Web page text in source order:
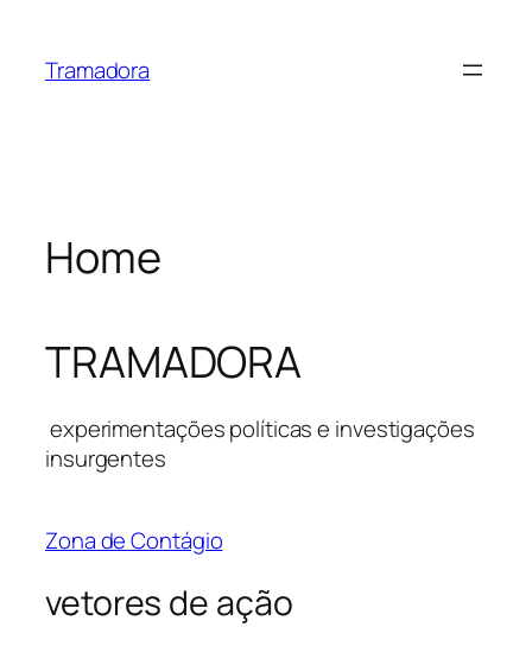
content
Tramadora
Home
TRAMADORA
experimentações políticas e investigações
insurgentes
Zona de Contágio
vetores de ação